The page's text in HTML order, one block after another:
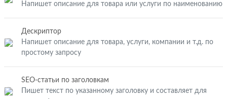
Напишет описание для товара или услуги по наименованию
Дескриптор
Напишет описание для товара, услуги, компании и т.д. по
простому запросу
SEO-статьи по заголовкам
Пишет текст по указанному заголовку и составляет для